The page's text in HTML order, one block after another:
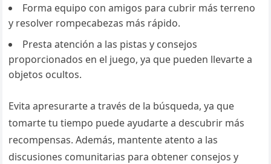
Forma equipo con amigos para cubrir más terreno
y resolver rompecabezas más rápido.
Presta atención a las pistas y consejos
proporcionados en el juego, ya que pueden llevarte a
objetos ocultos.
Evita apresurarte a través de la búsqueda, ya que
tomarte tu tiempo puede ayudarte a descubrir más
recompensas. Además, mantente atento a las
discusiones comunitarias para obtener consejos y